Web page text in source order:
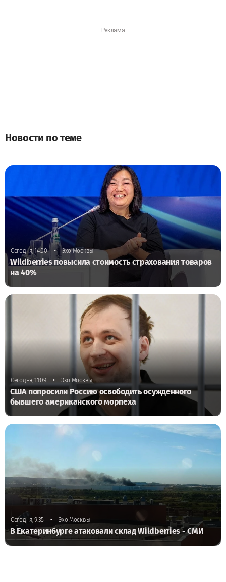
Новости по теме
Сегодня, 14:00 • Эхо Москвы
Wildberries повысила стоимость страхования товаров
на 40%
Сегодня, 11:09 • Эхо Москвы
США попросили Россию освободить осужденного
бывшего американского морпеха
Сегодня, 9:35 • Эхо Москвы
В Екатеринбурге атаковали склад Wildberries - СМИ